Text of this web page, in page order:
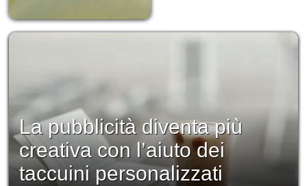
La pubblicità diventa più
creativa con l’aiuto dei
taccuini personalizzati